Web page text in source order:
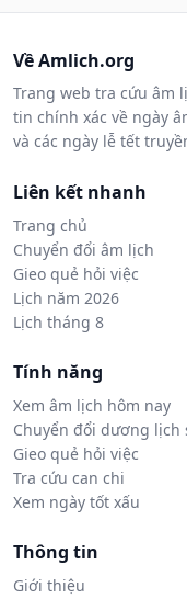
Về Amlich.org
Trang web tra cứu âm
tin chính xác về ngày
và các ngày lễ tết
Liên kết nhanh
Trang chủ
Chuyển đổi âm lịch
Gieo quẻ hỏi việc
Lịch năm 2026
Lịch tháng 8
Tính năng
Xem âm lịch hôm nay
Chuyển đổi dương lịch
Gieo quẻ hỏi việc
Tra cứu can chi
Xem ngày tốt xấu
Thông tin
Giới thiệu